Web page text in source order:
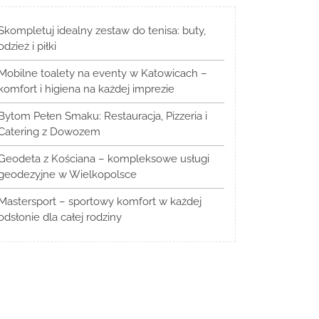
idealny zestaw do tenisa: buty,
i piłki
toalety na eventy w Katowicach –
i higiena na każdej imprezie
Pełen Smaku: Restauracja, Pizzeria i
z Dowozem
z Kościana – kompleksowe usługi
w Wielkopolsce
– sportowy komfort w każdej
dla całej rodziny